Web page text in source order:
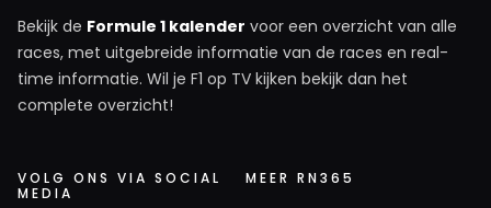
Bekijk de Formule 1 kalender voor een overzicht van alle
races, met uitgebreide informatie van de races en real-
time informatie. Wil je F1 op TV kijken bekijk dan het
complete overzicht!
VOLG ONS VIA SOCIAL
MEDIA
MEER RN365